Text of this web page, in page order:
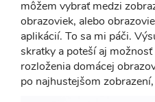
môžem vybrať medzi
obrazoviek, alebo
aplikácií. To sa mi páči.
skratky a poteší aj
rozloženia domácej
po najhustejšom